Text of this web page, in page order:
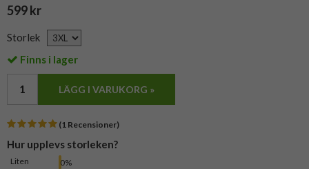
599 kr
Storlek
Finns i lager
LÄGG I VARUKORG »
(1 Recensioner)
Hur upplevs storleken?
Liten
0%